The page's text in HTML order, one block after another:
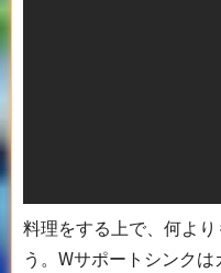
料理をする上で、何よ
う。Wサポートシンク